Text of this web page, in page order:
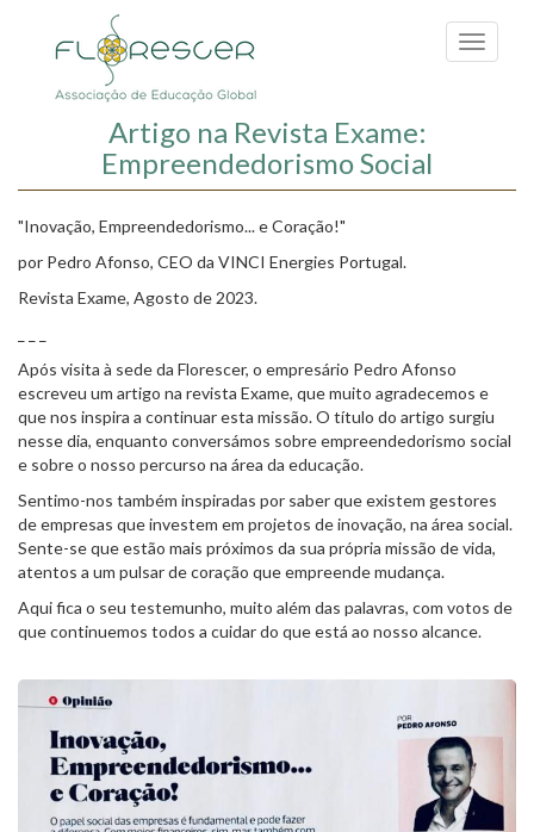
Toggle
Artigo na Revista Exame:
Empreendedorismo Social
"Inovação, Empreendedorismo... e Coração!"
por Pedro Afonso, CEO da VINCI Energies Portugal.
Revista Exame, Agosto de 2023.
Após visita à sede da Florescer, o empresário Pedro Afonso
escreveu um artigo na revista Exame, que muito agradecemos e
que nos inspira a continuar esta missão. O título do artigo surgiu
nesse dia, enquanto conversámos sobre empreendedorismo social
e sobre o nosso percurso na área da educação.
Sentimo-nos também inspiradas por saber que existem gestores
de empresas que investem em projetos de inovação, na área social.
Sente-se que estão mais próximos da sua própria missão de vida,
atentos a um pulsar de coração que empreende mudança.
Aqui fica o seu testemunho, muito além das palavras, com votos de
que continuemos todos a cuidar do que está ao nosso alcance.